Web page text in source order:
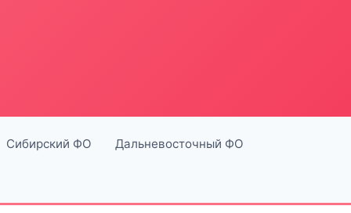
Сибирский ФО Дальневосточный ФО